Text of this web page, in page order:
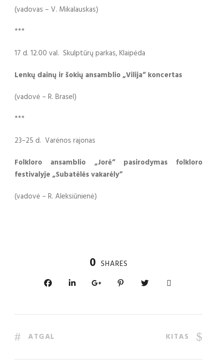
(vadovas – V. Mikalauskas)
***
17 d. 12.00 val. Skulptūrų parkas, Klaipėda
Lenkų dainų ir šokių ansamblio „Vilija“ koncertas
(vadovė – R. Brasel)
***
23–25 d. Varėnos rajonas
Folkloro ansamblio „Jorė“ pasirodymas folkloro
festivalyje „Subatėlės vakarėly“
(vadovė – R. Aleksiūnienė)
0 SHARES
ATGAL KITAS